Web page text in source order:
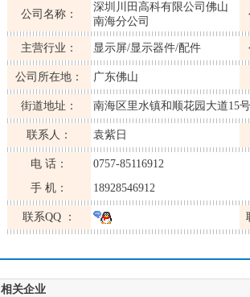
公司名称：
深圳川田高科有限公司佛山
南海分公司
主营行业： 显示屏/显示器件/配件
公司所在地： 广东佛山
街道地址： 南海区里水镇和顺花园大道15号
联系人： 袁紫日
电 话：
0757-85116912
手 机：
18928546912
联系QQ ：
相关企业